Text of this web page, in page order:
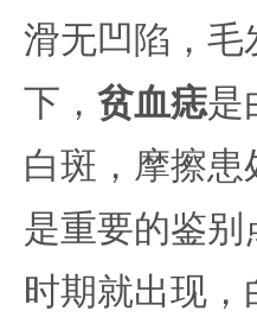
滑无凹陷，毛
下， 贫血痣是
白斑，摩擦
是重要的鉴别
时期就出现